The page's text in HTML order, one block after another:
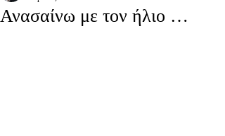
Ανασαίνω με τον ήλιο …